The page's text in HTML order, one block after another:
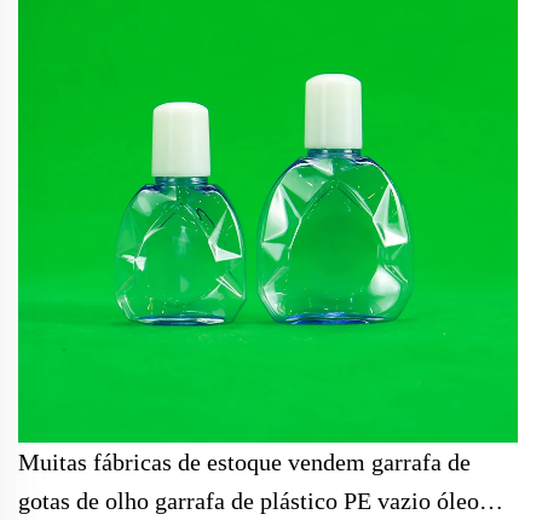
Muitas fábricas de estoque vendem garrafa de
gotas de olho garrafa de plástico PE vazio óleo